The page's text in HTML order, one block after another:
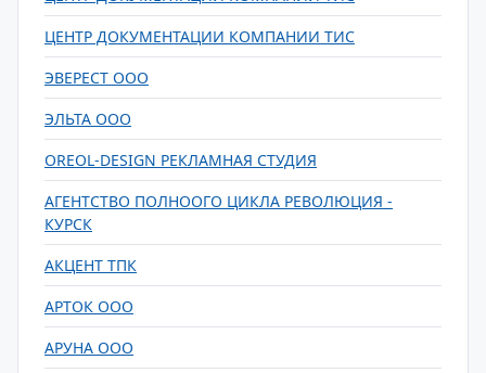
ЦЕНТР ДОКУМЕНТАЦИИ КОМПАНИИ ТИС
ЭВЕРЕСТ ООО
ЭЛЬТА ООО
OREOL-DESIGN РЕКЛАМНАЯ СТУДИЯ
АГЕНТСТВО ПОЛНООГО ЦИКЛА РЕВОЛЮЦИЯ -
КУРСК
АКЦЕНТ ТПК
АРТОК ООО
АРУНА ООО